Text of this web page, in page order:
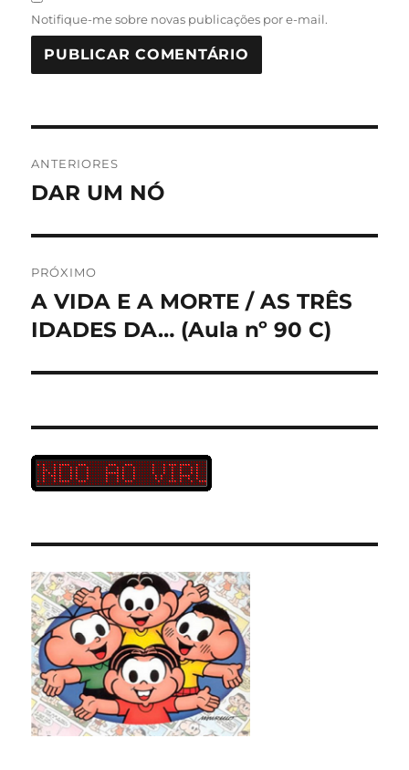
Notifique-me sobre novas publicações por e-mail.
de
ANTERIORES
Post
DAR UM NÓ
PRÓXIMO
Próximo
post:
A VIDA E A MORTE / AS TRÊS
IDADES DA… (Aula nº 90 C)